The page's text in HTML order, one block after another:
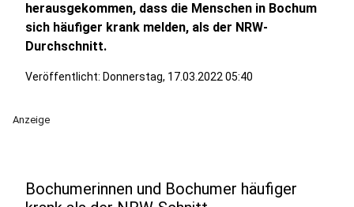
herausgekommen, dass die Menschen in Bochum
sich häufiger krank melden, als der NRW-
Durchschnitt.
Veröffentlicht: Donnerstag, 17.03.2022 05:40
Anzeige
Bochumerinnen und Bochumer häufiger